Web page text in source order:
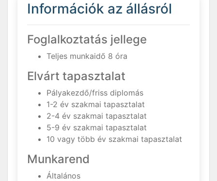
Információk az állásról
Foglalkoztatás jellege
Teljes munkaidő 8 óra
Elvárt tapasztalat
Pályakezdő/friss diplomás
1-2 év szakmai tapasztalat
2-4 év szakmai tapasztalat
5-9 év szakmai tapasztalat
10 vagy több év szakmai tapasztalat
Munkarend
Általános